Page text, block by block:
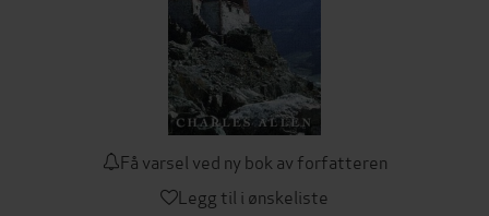
Få varsel ved ny bok av forfatteren
Legg til i ønskeliste